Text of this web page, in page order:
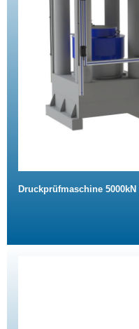
Druckprüfmaschine 5000kN